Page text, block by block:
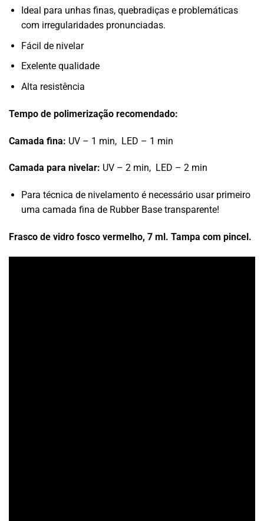
Ideal para unhas finas, quebradiças e problemáticas
com irregularidades pronunciadas.
Fácil de nivelar
Exelente qualidade
Alta resistência
Tempo de polimerização recomendado:
Camada fina: UV – 1 min, LED – 1 min
Camada para nivelar: UV – 2 min, LED – 2 min
Para técnica de nivelamento é necessário usar primeiro
uma camada fina de Rubber Base transparente!
Frasco de vidro fosco vermelho, 7 ml. Tampa com pincel.